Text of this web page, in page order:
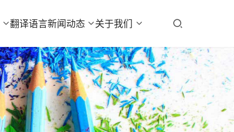
翻译语言新闻动态 关于我们